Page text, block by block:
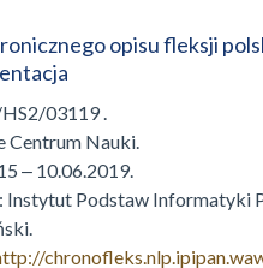
opisu fleksji
03119 .
Centrum Nauki.
‒ 10.06.2019.
Instytut Podstaw Informatyki